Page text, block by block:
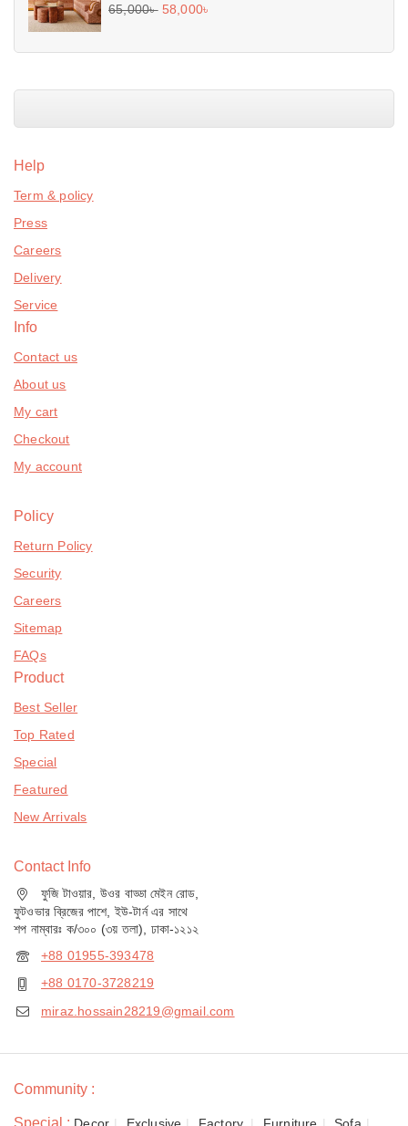
0
5
65,000৳ 58,000৳
Help
Term & policy
Press
Careers
Delivery
Service
Info
Contact us
About us
My cart
Checkout
My account
Policy
Return Policy
Security
Careers
Sitemap
FAQs
Product
Best Seller
Top Rated
Special
Featured
New Arrivals
Contact Info
ফুজি টাওয়ার, উওর বাড্ডা মেইন রোড,
ফুটওভার ব্রিজের পাশে, ইউ-টার্ন এর সাথে
শপ নাম্বারঃ ক/৩০০ (৩য় তলা), ঢাকা-১২১২
+88 01955-393478
+88 0170-3728219
miraz.hossain28219@gmail.com
Community :
Special :